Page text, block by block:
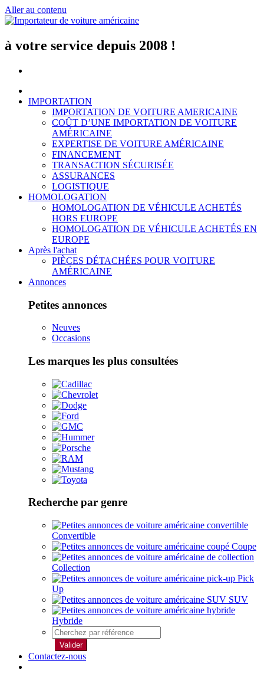
Aller au contenu
à votre service depuis 2008 !
IMPORTATION
IMPORTATION DE VOITURE AMERICAINE
COÛT D’UNE IMPORTATION DE VOITURE
AMÉRICAINE
EXPERTISE DE VOITURE AMÉRICAINE
FINANCEMENT
TRANSACTION SÉCURISÉE
ASSURANCES
LOGISTIQUE
HOMOLOGATION
HOMOLOGATION DE VÉHICULE ACHETÉS
HORS EUROPE
HOMOLOGATION DE VÉHICULE ACHETÉS EN
EUROPE
Après l'achat
PIÈCES DÉTACHÉES POUR VOITURE
AMÉRICAINE
Annonces
Petites annonces
Neuves
Occasions
Les marques les plus consultées
Recherche par genre
Convertible
Coupe
Collection
Pick
Up
SUV
Hybride
Valider
Contactez-nous